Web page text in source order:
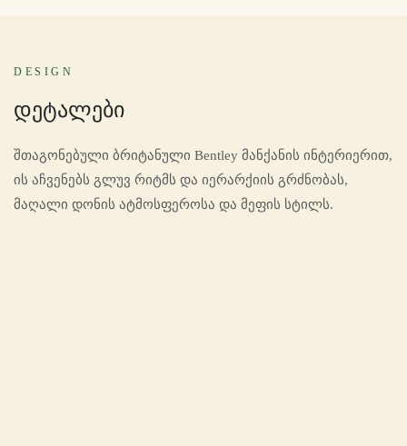
DESIGN
Დეტალები
შთაგონებული ბრიტანული Bentley მანქანის ინტერიერით,
ის აჩვენებს გლუვ რიტმს და იერარქიის გრძნობას,
მაღალი დონის ატმოსფეროსა და მეფის სტილს.